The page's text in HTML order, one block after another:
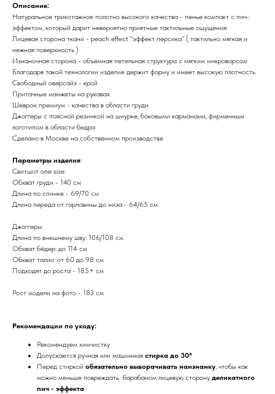
Описание:
Натуральное трикотажное полотно высокого качества - пенье компакт с пич-
эффектом, который дарит невероятно приятные тактильные ощущения
Лицевая сторона ткани - peach effect "эффект персика" ( тактильно мягкая и
нежная поверхность )
Изнаночная сторона - объёмная петельная структура с мягким микроворсом
Благодаря такой технологии изделие держит форму и имеет высокую плотность
Свободный оверсайз - крой
Притачные манжеты на рукавах
Шеврон премиум - качества в области груди
Джоггеры с поясной резинкой на шнурке, боковыми карманами, фирменным
логотипом в области бедра
Сделано в Москве на собственном производстве
Параметры изделия:
Свитшот one size:
Обхват груди - 140 см
Длина по спинке - 69/70 см
Длина переда от горловины до низа - 64/65 см
Джоггеры:
Длина по внешнему шву: 106/108 см
Обхват бёдер: до 114 см
Обхват талии: от 60 до 98 см
Подходят до роста - 185+ см
Рост модели на фото - 183 см
Рекомендации по уходу:
Рекомендуем химчистку
Допускается ручная или машинная стирка до 30°
Перед стиркой обязательно выворачивать наизнанку, чтобы как
можно меньше повреждать барабаном лицевую сторону деликатного
пич - эффекта